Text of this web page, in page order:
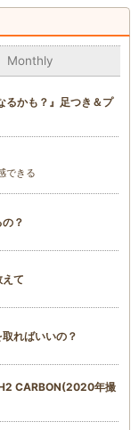
Monthly
るかも？』足つき＆プ
できる
？
て
ればいいの？
CARBON(2020年撮